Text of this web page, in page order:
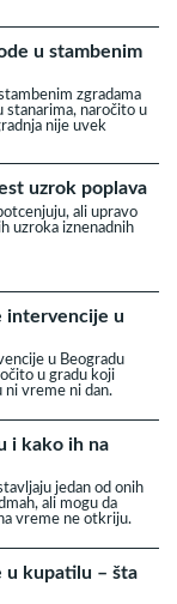
u stambenim
zgradama
stanarima, naročito u
nije uvek
uzrok poplava
ali upravo
uzroka iznenadnih
intervencije u
u Beogradu
u gradu koji
ni vreme ni dan.
i kako ih na
jedan od onih
ali mogu da
vreme ne otkriju.
u kupatilu – šta